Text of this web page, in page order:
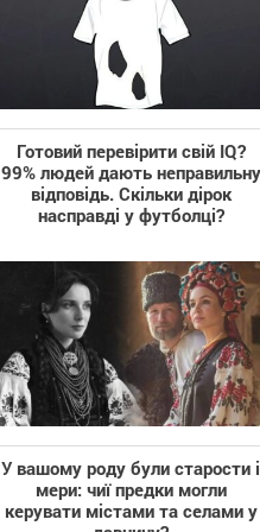
Готовий перевірити свій IQ?
99% людей дають неправильну
відповідь. Скільки дірок
насправді у футболці?
У вашому роду були старости і
мери: чиї предки могли
керувати містами та селами у